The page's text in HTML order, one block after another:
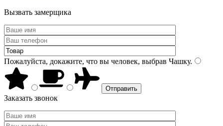
Вызвать замерщика
Пожалуйста, докажите, что вы человек, выбрав Чашку.
Заказать звонок